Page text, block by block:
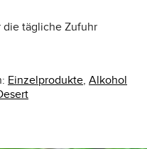
die tägliche Zufuhr
Einzelprodukte, Alkohol